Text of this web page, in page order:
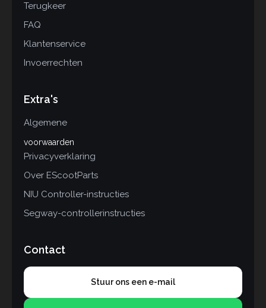
Terugkeer
FAQ
Klantenservice
Invoerrechten
Extra's
Algemene
voorwaarden
Privacyverklaring
Over EScootParts
NIU Controller-instructies
Segway-controllerinstructies
Contact
Stuur ons een e-mail